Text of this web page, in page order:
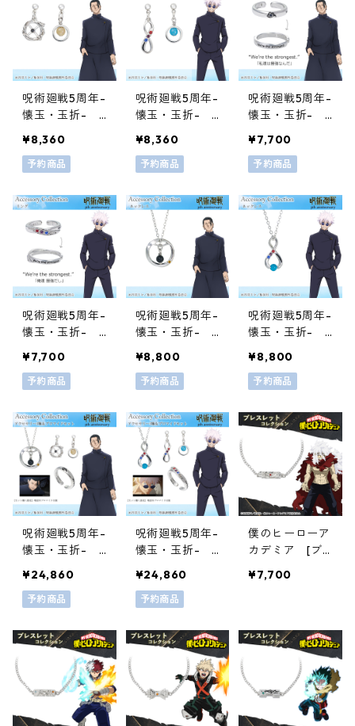
呪術廻戦5周年-
懐玉・玉折-
リング] 08夏
油傑
¥8,360
予約商品
呪術廻戦5周年-
懐玉・玉折-
リング] 07五
条悟
¥8,360
予約商品
呪術廻戦5周年-
懐玉・玉折-
油傑
¥7,700
予約商品
呪術廻戦5周年-
懐玉・玉折-
条悟
¥7,700
予約商品
呪術廻戦5周年-
懐玉・玉折-
レス] 04夏油
傑
¥8,800
予約商品
呪術廻戦5周年-
懐玉・玉折-
レス] 03五条
悟
¥8,800
予約商品
呪術廻戦5周年-
懐玉・玉折-
2夏油傑
¥24,860
予約商品
呪術廻戦5周年-
懐玉・玉折-
1五条悟
¥24,860
予約商品
僕のヒーローア
カデミア [ブ
6死柄木弔
¥7,700